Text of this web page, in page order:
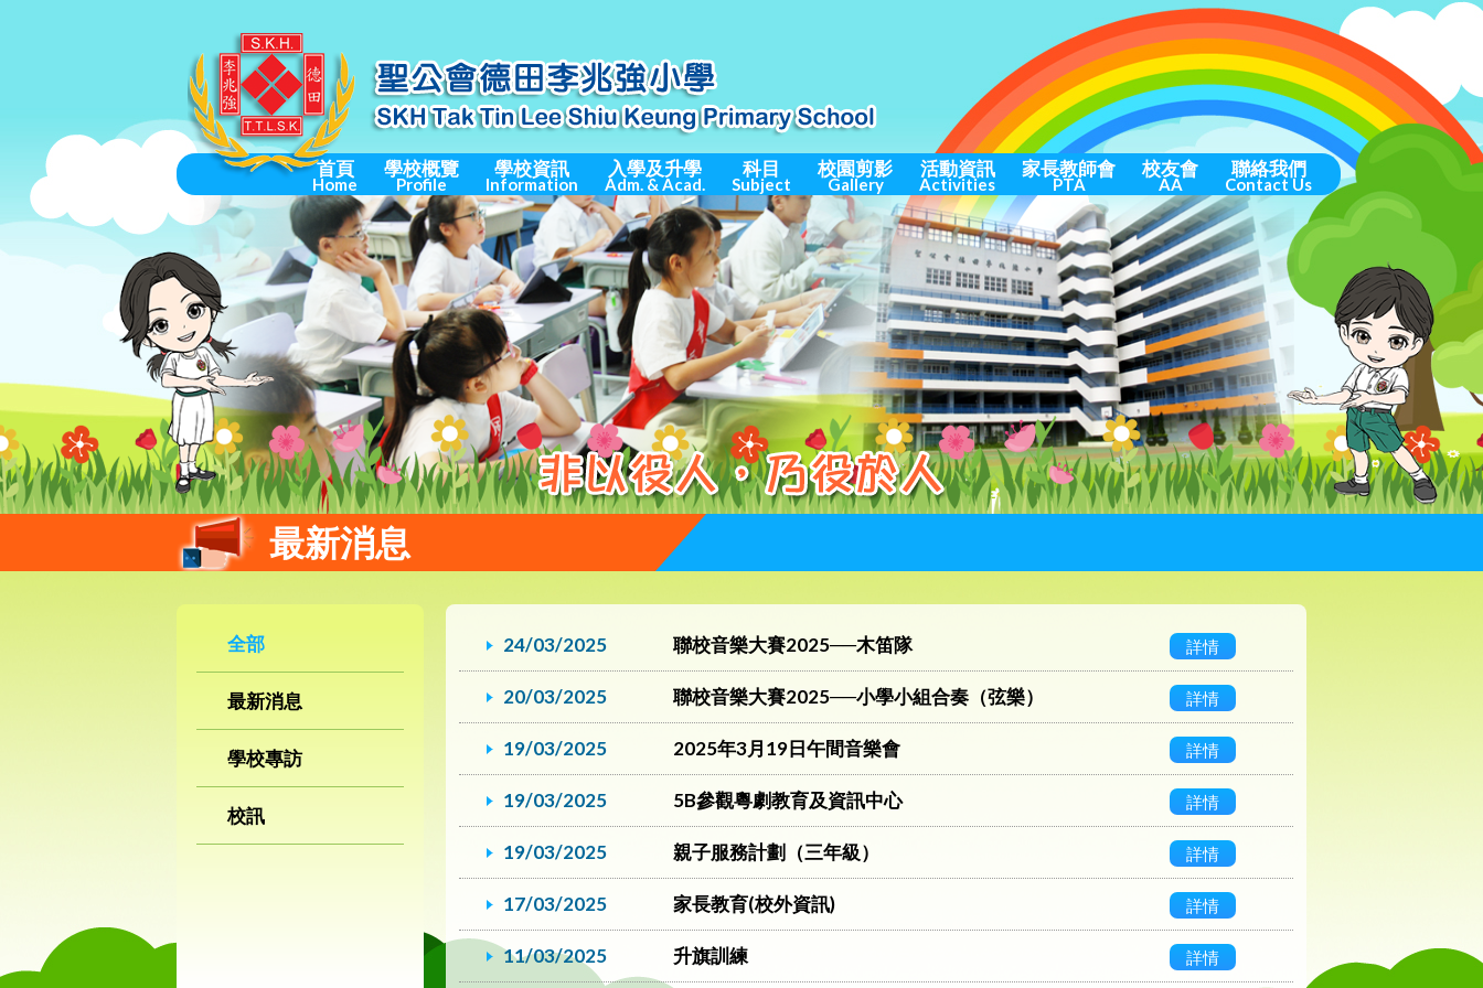
首頁
Home
學校概覽
Profile
學校資訊
Information
入學及升學
Adm. & Acad.
科目
Subject
校園剪影
Gallery
活動資訊
Activities
家長教師會
PTA
校友會
AA
聯絡我們
Contact Us
最新消息
全部
最新消息
學校專訪
校訊
24/03/2025 聯校音樂大賽2025──木笛隊 詳情
20/03/2025 聯校音樂大賽2025──小學小組合奏（弦樂） 詳情
19/03/2025 2025年3月19日午間音樂會 詳情
19/03/2025 5B參觀粵劇教育及資訊中心 詳情
19/03/2025 親子服務計劃（三年級） 詳情
17/03/2025 家長教育(校外資訊) 詳情
11/03/2025 升旗訓練 詳情